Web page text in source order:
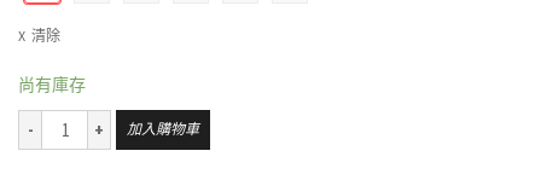
清除
尚有庫存
加入購物車